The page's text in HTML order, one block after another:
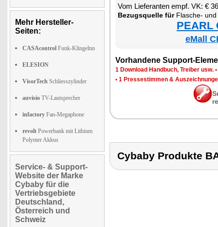
Mehr Hersteller-
Seiten:
CASAcontrol Funk-Klingelnn
ELESION
VisorTech Schliesszylinder
auvisio TV-Lautsprecher
infactory Fan-Megaphone
revolt Powerbank mit Lithium
Polymer Akkus
Service- & Support-
Website der Marke
Cybaby für die
Vertriebsgebiete
Deutschland,
Österreich und
Schweiz
Vom Lie­fe­ran­ten empf. VK: €
Be­zugs­quel­le fürFla­sche- und Glas­wär­mer
PEARL
eMall
Vor­han­de­ne Sup­port-
1 Down­load Hand­buch, Trei­ber usw. •
• 1 Pres­se­stim­men &
Cybaby Produkte